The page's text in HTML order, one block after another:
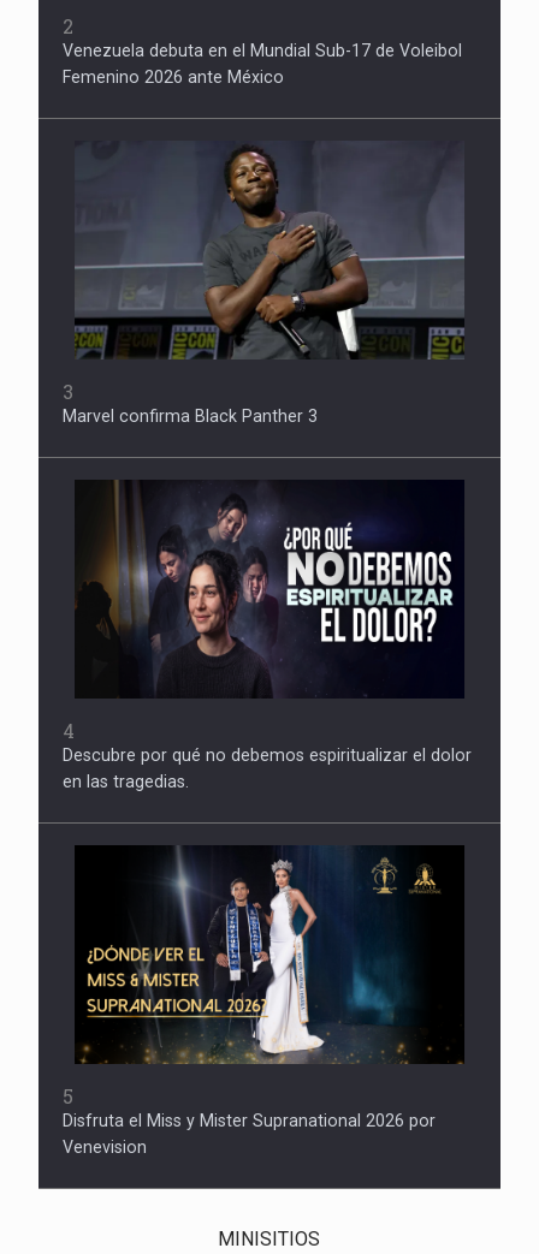
2
Venezuela debuta en el Mundial Sub-17 de Voleibol
Femenino 2026 ante México
3
Marvel confirma Black Panther 3
4
Descubre por qué no debemos espiritualizar el dolor
en las tragedias.
5
Disfruta el Miss y Mister Supranational 2026 por
Venevision
MINISITIOS